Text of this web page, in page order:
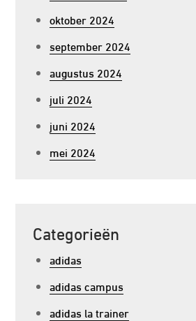
oktober 2024
september 2024
augustus 2024
juli 2024
juni 2024
mei 2024
Categorieën
adidas
adidas campus
adidas la trainer